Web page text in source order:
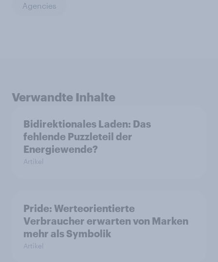
Agencies
Verwandte Inhalte
Bidirektionales Laden: Das
fehlende Puzzleteil der
Energiewende?
Artikel
Pride: Werteorientierte
Verbraucher erwarten von Marken
mehr als Symbolik
Artikel